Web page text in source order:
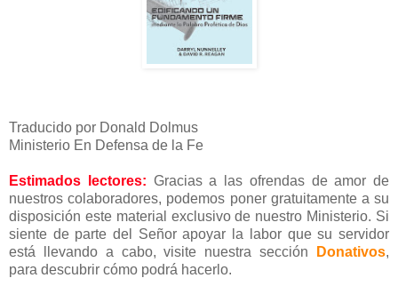
Traducido por Donald Dolmus
Ministerio En Defensa de la Fe
Estimados lectores: Gracias a las ofrendas de amor de
nuestros colaboradores, podemos poner gratuitamente a su
disposición este material exclusivo de nuestro Ministerio. Si
siente de parte del Señor apoyar la labor que su servidor
está llevando a cabo, visite nuestra sección
Donativos,
para descubrir cómo podrá hacerlo.